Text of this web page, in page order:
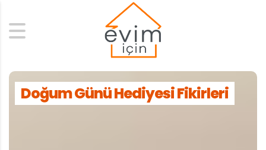
Search
Doğum Günü Hediyesi Fikirleri